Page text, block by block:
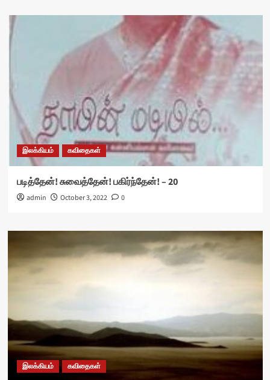
இலக்கியம் கவிதைகள்
படித்தேன்! சுவைத்தேன்! பகிர்ந்தேன்! – 20
admin October 3, 2022 0
இலக்கியம் கவிதைகள்